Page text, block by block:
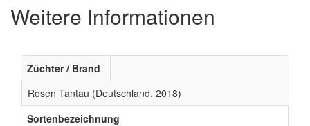
Weitere Informationen
Züchter / Brand
Rosen Tantau (Deutschland, 2018)
Sortenbezeichnung